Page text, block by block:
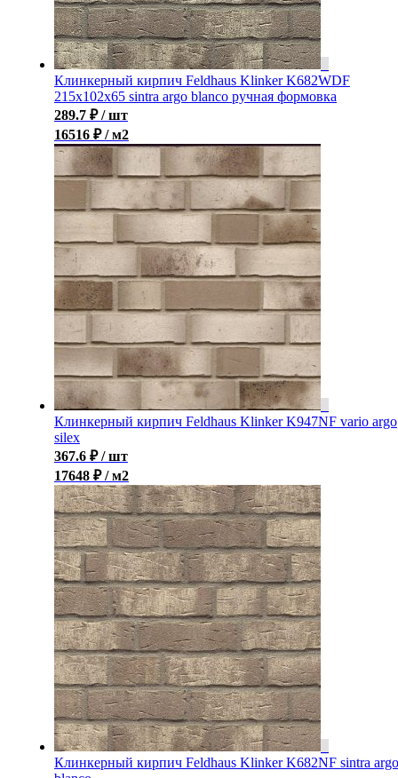
Клинкерный кирпич Feldhaus Klinker K682WDF
215x102x65 sintra argo blanco ручная формовка
289.7 ₽ / шт
16516 ₽ / м2
Клинкерный кирпич Feldhaus Klinker K947NF vario argo
silex
367.6 ₽ / шт
17648 ₽ / м2
Клинкерный кирпич Feldhaus Klinker K682NF sintra argo